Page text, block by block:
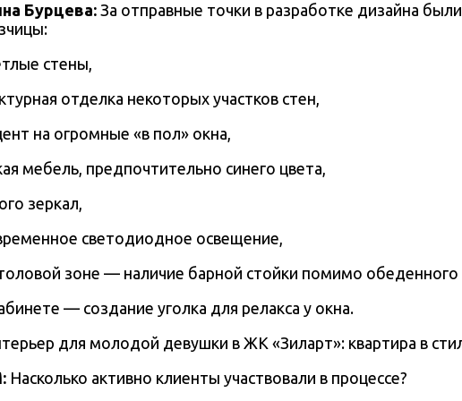
Бурцева: За отправные точки в разработке дизайна
стены,
отделка некоторых участков стен,
на огромные «в пол» окна,
мебель, предпочтительно синего цвета,
зеркал,
светодиодное освещение,
зоне — наличие барной стойки помимо обеденного
— создание уголка для релакса у окна.
Насколько активно клиенты участвовали в процессе?